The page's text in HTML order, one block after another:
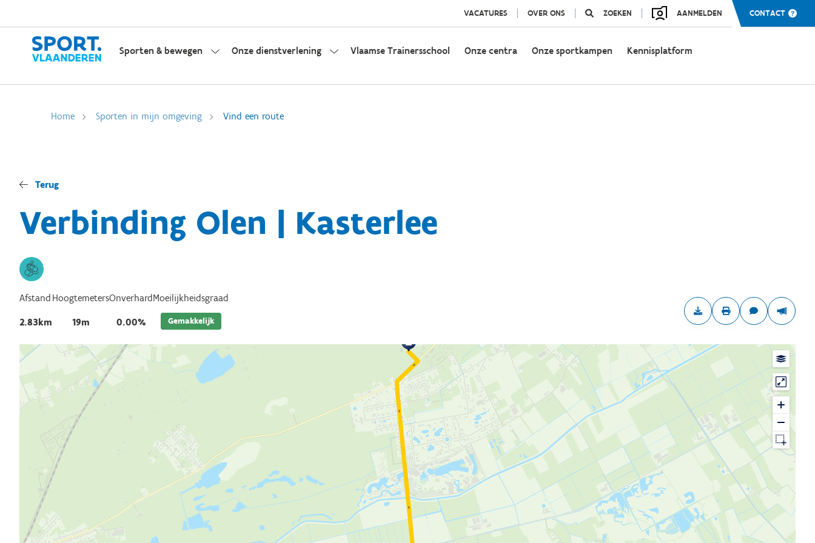
VACATURES OVER ONS ZOEKEN AANMELDEN CONTACT
Sporten & bewegen Onze dienstverlening Vlaamse Trainersschool Onze centra Onze sportkampen Kennisplatform
Home Sporten in mijn omgeving Vind een route
Terug
Verbinding Olen | Kasterlee
Afstand
2.83km
Hoogtemeters
19m
Onverhard
0.00%
Moeilijkheidsgraad
Gemakkelijk